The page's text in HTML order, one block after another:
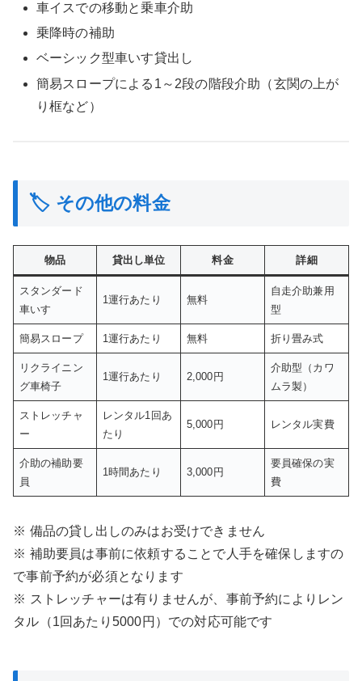
車イスでの移動と乗車介助
乗降時の補助
ベーシック型車いす貸出し
簡易スロープによる1～2段の階段介助（玄関の上が
り框など）
🏷 その他の料金
物品 貸出し単位 料金 詳細
スタンダード
車いす
1運行あたり 無料
自走介助兼用
型
簡易スロープ 1運行あたり 無料 折り畳み式
リクライニン
グ車椅子
1運行あたり 2,000円
介助型（カワ
ムラ製）
ストレッチャ
ー
レンタル1回あ
たり
5,000円 レンタル実費
介助の補助要
員
1時間あたり 3,000円
要員確保の実
費
※ 備品の貸し出しのみはお受けできません
※ 補助要員は事前に依頼することで人手を確保しますの
で事前予約が必須となります
※ ストレッチャーは有りませんが、事前予約によりレン
タル（1回あたり5000円）での対応可能です